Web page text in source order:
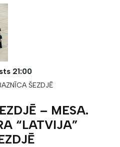
21:00
ŠEZDJĒ
– MESA.
“LATVIJA”